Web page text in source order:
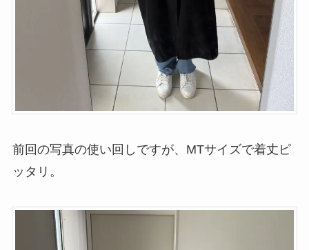
前回の写真の使い回しですが、MTサイズで着丈ピ
ッタリ。